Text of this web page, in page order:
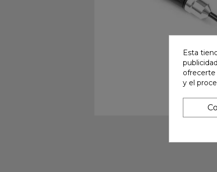
Esta
ofrecerte
y el